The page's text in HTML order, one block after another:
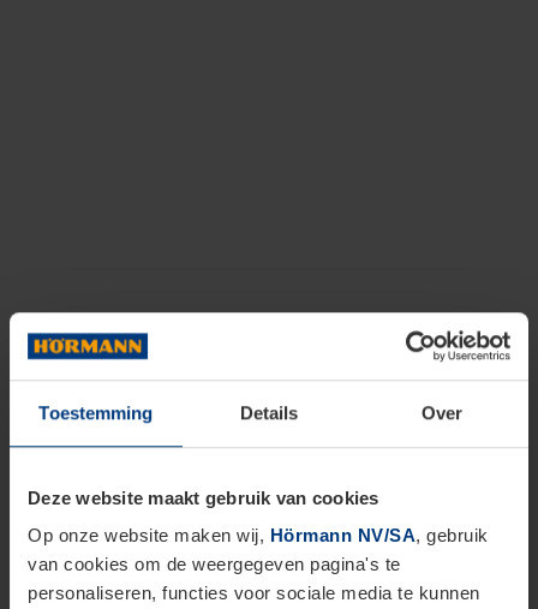
Toestemming Details Over
Deze website maakt gebruik van cookies
Op onze website maken wij, Hörmann NV/SA, gebruik
van cookies om de weergegeven pagina's te
personaliseren, functies voor sociale media te kunnen